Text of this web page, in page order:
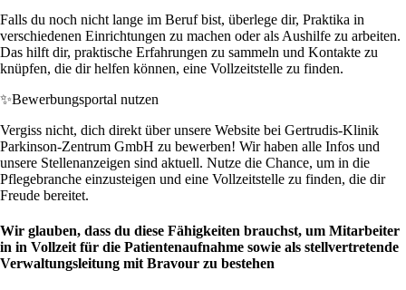
Falls du noch nicht lange im Beruf bist, überlege dir, Praktika in
verschiedenen Einrichtungen zu machen oder als Aushilfe zu arbeiten.
Das hilft dir, praktische Erfahrungen zu sammeln und Kontakte zu
knüpfen, die dir helfen können, eine Vollzeitstelle zu finden.
✨Bewerbungsportal nutzen
Vergiss nicht, dich direkt über unsere Website bei Gertrudis-Klinik
Parkinson-Zentrum GmbH zu bewerben! Wir haben alle Infos und
unsere Stellenanzeigen sind aktuell. Nutze die Chance, um in die
Pflegebranche einzusteigen und eine Vollzeitstelle zu finden, die dir
Freude bereitet.
Wir glauben, dass du diese Fähigkeiten brauchst, um Mitarbeiter
in in Vollzeit für die Patientenaufnahme sowie als stellvertretende
Verwaltungsleitung mit Bravour zu bestehen